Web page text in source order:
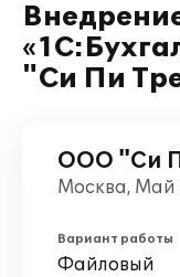
"Си Пи
ООО "Си
Москва, Май
Вариант работы
Файловый